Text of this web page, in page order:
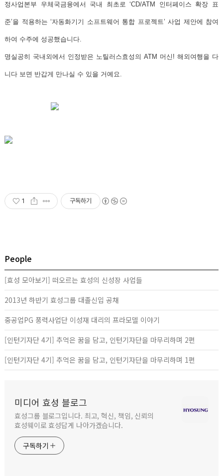
정사업본부 우체국금융에서 국내 최초로 ‘CD/ATM 인터페이스 확장 표
준’을 적용하는 ‘자동화기기 소프트웨어 통합 프로젝트’ 사업 제안에 참여
하여 수주에 성공했습니다.
명실공히 국내외에서 인정받은 노틸러스효성의 ATM 머신! 해외여행을 다
니다 보면 반갑게 만나실 수 있을 거예요.
1 구독하기
People
[효성 모아보기] 떠오르는 효성의 신성장 사업들
2013년 하반기 효성그룹 대졸신입 공채
중공업PG 풍력사업단 이성재 대리의 프라모델 이야기
[인턴기자단 4기] 추억은 꿈을 담고, 인턴기자단을 마무리하며 2편
[인턴기자단 4기] 추억은 꿈을 담고, 인턴기자단을 마무리하며 1편
미디어 효성 블로그
효성그룹 블로그입니다. 최고, 혁신, 책임, 신뢰의
효성웨이로 효성답게 나아가겠습니다.
구독하기